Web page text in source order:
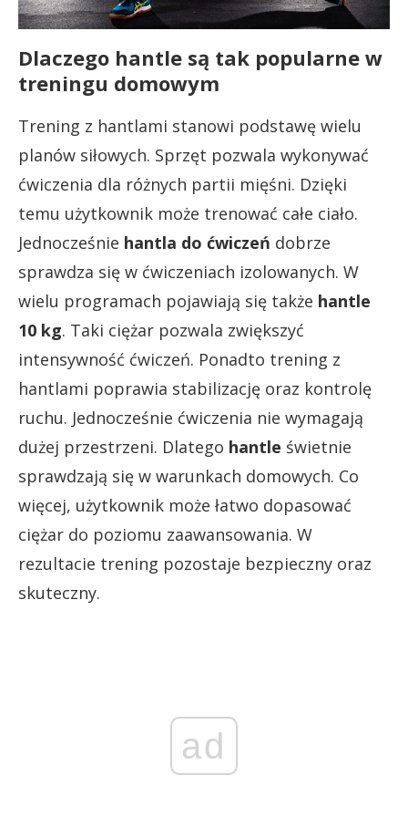
Dlaczego hantle są tak popularne w
treningu domowym
Trening z hantlami stanowi podstawę wielu
planów siłowych. Sprzęt pozwala wykonywać
ćwiczenia dla różnych partii mięśni. Dzięki
temu użytkownik może trenować całe ciało.
Jednocześnie hantla do ćwiczeń dobrze
sprawdza się w ćwiczeniach izolowanych. W
wielu programach pojawiają się także hantle
10 kg. Taki ciężar pozwala zwiększyć
intensywność ćwiczeń. Ponadto trening z
hantlami poprawia stabilizację oraz kontrolę
ruchu. Jednocześnie ćwiczenia nie wymagają
dużej przestrzeni. Dlatego hantle świetnie
sprawdzają się w warunkach domowych. Co
więcej, użytkownik może łatwo dopasować
ciężar do poziomu zaawansowania. W
rezultacie trening pozostaje bezpieczny oraz
skuteczny.
ad